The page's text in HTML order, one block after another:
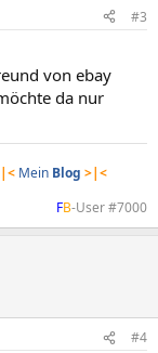
#3
von ebay
da nur
Mein Blog >|<
FB-User #7000​
#4